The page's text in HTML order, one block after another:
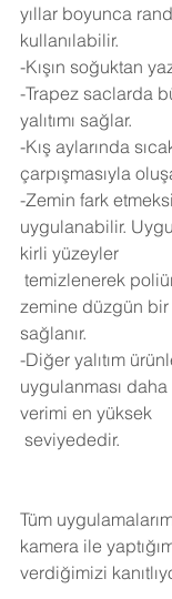
yıllar boyunca
kullanılabilir.
-Kışın soğuktan
-Trapez saclarda
yalıtımı sağlar.
-Kış aylarında
çarpışmasıyla
-Zemin fark
uygulanabilir.
kirli yüzeyler
zemine düzgün bir
sağlanır.
-Diğer yalıtım
uygulanması
verimi en yüksek
seviyededir.
Tüm
kamera ile
verdiğimizi